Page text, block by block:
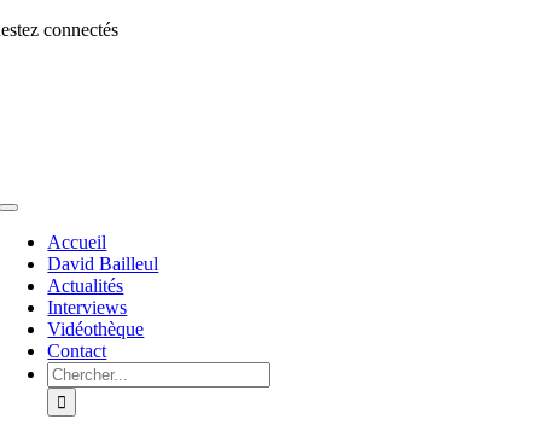
Allerconnectés
Toggle
NavigationAccueil
David Bailleul
Actualités
Interviews
Vidéothèque
Contact
Rechercher: